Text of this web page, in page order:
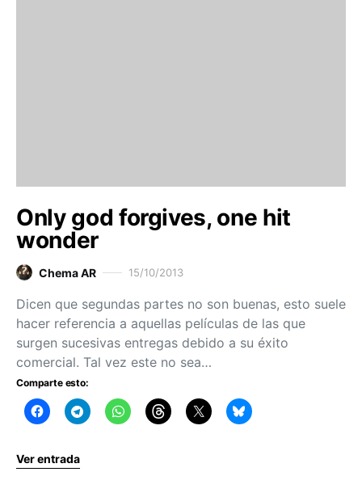
Only god forgives, one hit
wonder
Chema AR 15/10/2013
Dicen que segundas partes no son buenas, esto suele
hacer referencia a aquellas películas de las que
surgen sucesivas entregas debido a su éxito
comercial. Tal vez este no sea…
Comparte esto:
Ver entrada